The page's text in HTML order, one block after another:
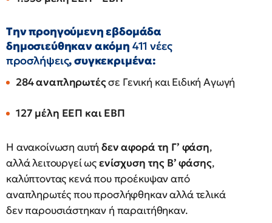
Την προηγούμενη εβδομάδα
δημοσιεύθηκαν ακόμη 411 νέες
προσλήψεις, συγκεκριμένα:
284 αναπληρωτέςσε Γενική και Ειδική Αγωγή
127 μέλη ΕΕΠ και ΕΒΠ
Η ανακοίνωση αυτήδεν αφορά τη Γ’ φάση,
αλλά λειτουργεί ωςενίσχυση της Β’ φάσης,
καλύπτοντας κενά που προέκυψαν από
αναπληρωτές που προσλήφθηκαν αλλά τελικά
δεν παρουσιάστηκαν ή παραιτήθηκαν.